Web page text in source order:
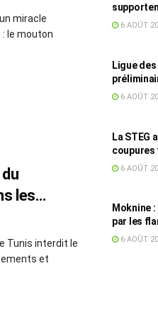
miracle
: le mouton
les
Tunis interdit le
et
l’effort
6 AOÛT
Ligue
face au
6 AOÛT
La STEG
coupures
dans
6 AOÛT
Moknine
par les
accuse la
6 AOÛT